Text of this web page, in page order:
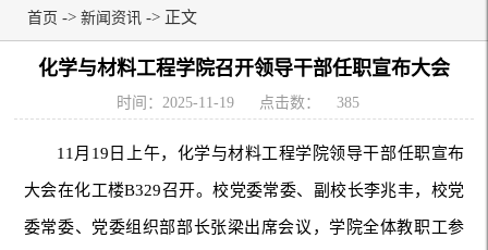
首页 -> 新闻资讯 -> 正文
化学与材料工程学院召开领导干部任职宣布大会
时间：2025-11-19 点击数： 385
11月19日上午，化学与材料工程学院领导干部任职宣布
大会在化工楼B329召开。校党委常委、副校长李兆丰，校党
委常委、党委组织部部长张梁出席会议，学院全体教职工参